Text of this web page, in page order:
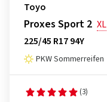
Toyo
Proxes Sport 2 XL
225/45 R17 94Y
PKW Sommerreifen
(3)